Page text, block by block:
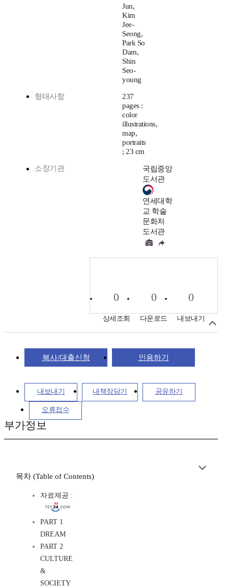
Jun,
Kim
Jee-
Seong,
Park So
Dam,
Shin
Seo-
young
형태사항
237
pages :
color
illustrations,
map,
portraits
; 23 cm
소장기관
국립중앙
도서관
연세대학
교 학술
문화처
도서관
0
상세조회
0
다운로드
0
내보내기
복사/대출신청 인용하기
내보내기 내책장담기 공유하기
오류접수
부가정보
목차 (Table of Contents)
자료제공 :
PART 1
DREAM
PART 2
CULTURE
&
SOCIETY